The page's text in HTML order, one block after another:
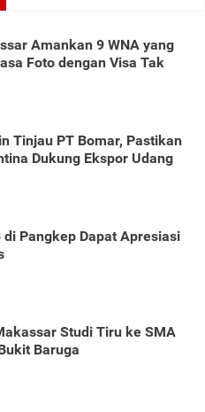
Amankan 9 WNA yang
Foto dengan Visa Tak
Tinjau PT Bomar, Pastikan
Dukung Ekspor Udang
di Pangkep Dapat Apresiasi
Studi Tiru ke SMA
Baruga